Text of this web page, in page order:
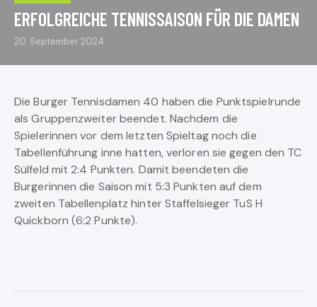
ERFOLGREICHE TENNISSAISON FÜR DIE DAMEN
20. September 2024
Die Burger Tennisdamen 40 haben die Punktspielrunde
als Gruppenzweiter beendet. Nachdem die
Spielerinnen vor dem letzten Spieltag noch die
Tabellenführung inne hatten, verloren sie gegen den TC
Sülfeld mit 2:4 Punkten. Damit beendeten die
Burgerinnen die Saison mit 5:3 Punkten auf dem
zweiten Tabellenplatz hinter Staffelsieger TuS H
Quickborn (6:2 Punkte).